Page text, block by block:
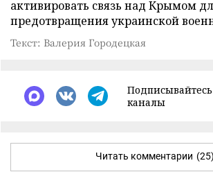
активировать связь над Крымом
предотвращения украинской
Текст: Валерия Городецкая
каналы
Читать комментарии (25)